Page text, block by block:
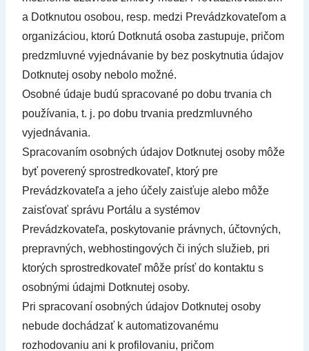
a Dotknutou osobou, resp. medzi Prevádzkovateľom a
organizáciou, ktorú Dotknutá osoba zastupuje, pričom
predzmluvné vyjednávanie by bez poskytnutia údajov
Dotknutej osoby nebolo možné.
Osobné údaje budú spracované po dobu trvania ch
používania, t. j. po dobu trvania predzmluvného
vyjednávania.
Spracovaním osobných údajov Dotknutej osoby môže
byť poverený sprostredkovateľ, ktorý pre
Prevádzkovateľa a jeho účely zaisťuje alebo môže
zaisťovať správu Portálu a systémov
Prevádzkovateľa, poskytovanie právnych, účtovných,
prepravných, webhostingových či iných služieb, pri
ktorých sprostredkovateľ môže prísť do kontaktu s
osobnými údajmi Dotknutej osoby.
Pri spracovaní osobných údajov Dotknutej osoby
nebude dochádzať k automatizovanému
rozhodovaniu ani k profilovaniu, pričom